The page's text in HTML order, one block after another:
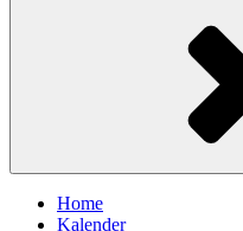
Home
Kalender